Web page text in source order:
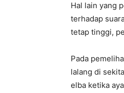
Hal lain yang
terhadap
tetap tinggi,
Pada
lalang di
elba ketika